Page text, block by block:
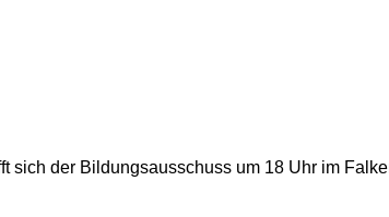
sich der Bildungsausschuss um 18 Uhr im